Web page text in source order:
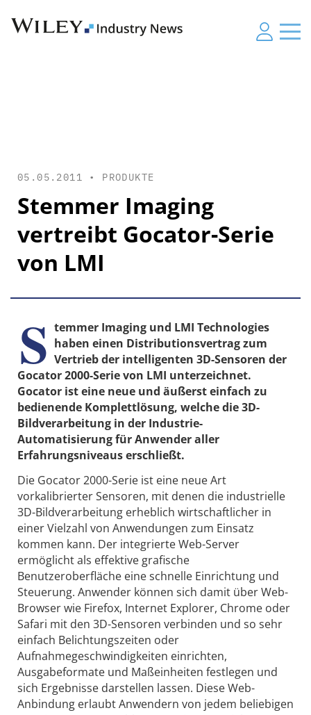
05.05.2011 • PRODUKTE
Stemmer Imaging
vertreibt Gocator-Serie
von LMI
S temmer Imaging und LMI Technologies
haben einen Distributionsvertrag zum
Vertrieb der intelligenten 3D-Sensoren der
Gocator 2000-Serie von LMI unterzeichnet.
Gocator ist eine neue und äußerst einfach zu
bedienende Komplettlösung, welche die 3D-
Bildverarbeitung in der Industrie-
Automatisierung für Anwender aller
Erfahrungsniveaus erschließt.
Die Gocator 2000-Serie ist eine neue Art
vorkalibrierter Sensoren, mit denen die industrielle
3D-Bildverarbeitung erheblich wirtschaftlicher in
einer Vielzahl von Anwendungen zum Einsatz
kommen kann. Der integrierte Web-Server
ermöglicht als effektive grafische
Benutzeroberfläche eine schnelle Einrichtung und
Steuerung. Anwender können sich damit über Web-
Browser wie Firefox, Internet Explorer, Chrome oder
Safari mit den 3D-Sensoren verbinden und so sehr
einfach Belichtungszeiten oder
Aufnahmegeschwindigkeiten einrichten,
Ausgabeformate und Maßeinheiten festlegen und
sich Ergebnisse darstellen lassen. Diese Web-
Anbindung erlaubt Anwendern von jedem beliebigen